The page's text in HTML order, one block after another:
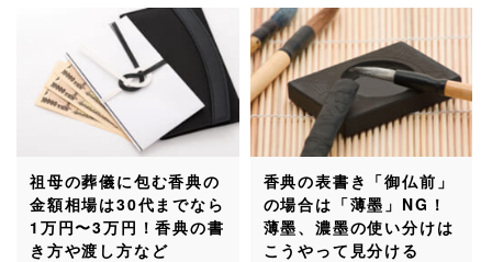
祖母の葬儀に包む香典の
金額相場は30代までなら
1万円〜3万円！香典の書
き方や渡し方など
香典の表書き「御仏前」
の場合は「薄墨」NG！
薄墨、濃墨の使い分けは
こうやって見分ける